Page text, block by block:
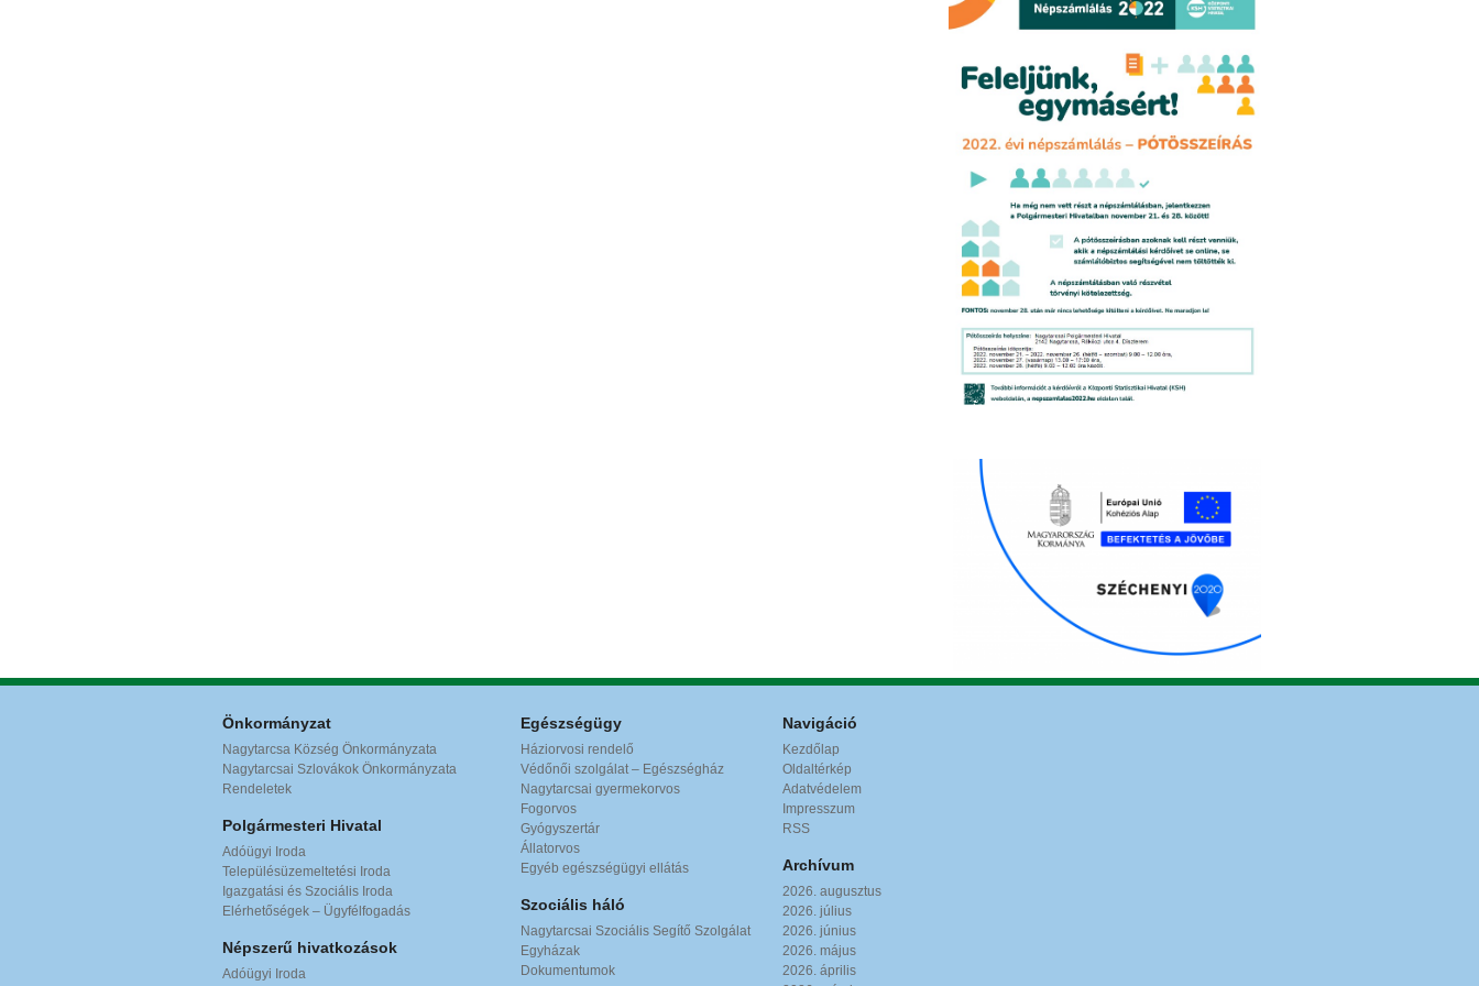
Önkormányzat
Nagytarcsa Község Önkormányzata
Nagytarcsai Szlovákok Önkormányzata
Rendeletek
Polgármesteri Hivatal
Adóügyi Iroda
Településüzemeltetési Iroda
Igazgatási és Szociális Iroda
Elérhetőségek – Ügyfélfogadás
Népszerű hivatkozások
Adóügyi Iroda
Egészségügy
Háziorvosi rendelő
Védőnői szolgálat – Egészségház
Nagytarcsai gyermekorvos
Fogorvos
Gyógyszertár
Állatorvos
Egyéb egészségügyi ellátás
Szociális háló
Nagytarcsai Szociális Segítő Szolgálat
Egyházak
Dokumentumok
Navigáció
Kezdőlap
Oldaltérkép
Adatvédelem
Impresszum
RSS
Archívum
2026. augusztus
2026. július
2026. június
2026. május
2026. április